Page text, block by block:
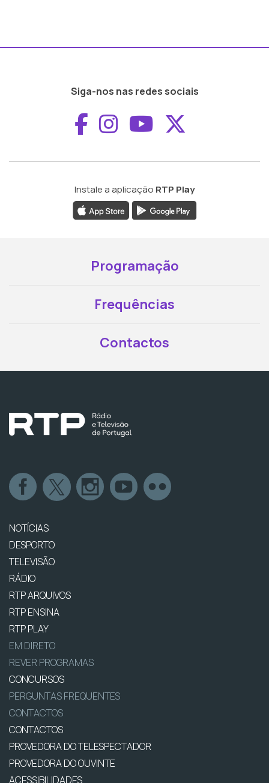
Siga-nos nas redes sociais
Aceder ao
Aceder ao
Aceder ao
Instale a aplicação RTP Play
Programação
Frequências
Contactos
NOTÍCIAS
DESPORTO
TELEVISÃO
RÁDIO
RTP ARQUIVOS
RTP ENSINA
RTP PLAY
EM DIRETO
REVER PROGRAMAS
CONCURSOS
PERGUNTAS FREQUENTES
CONTACTOS
CONTACTOS
PROVEDORA DO TELESPECTADOR
PROVEDORA DO OUVINTE
ACESSIBILIDADES